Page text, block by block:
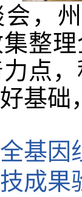
，
整
点
基
基因
成果